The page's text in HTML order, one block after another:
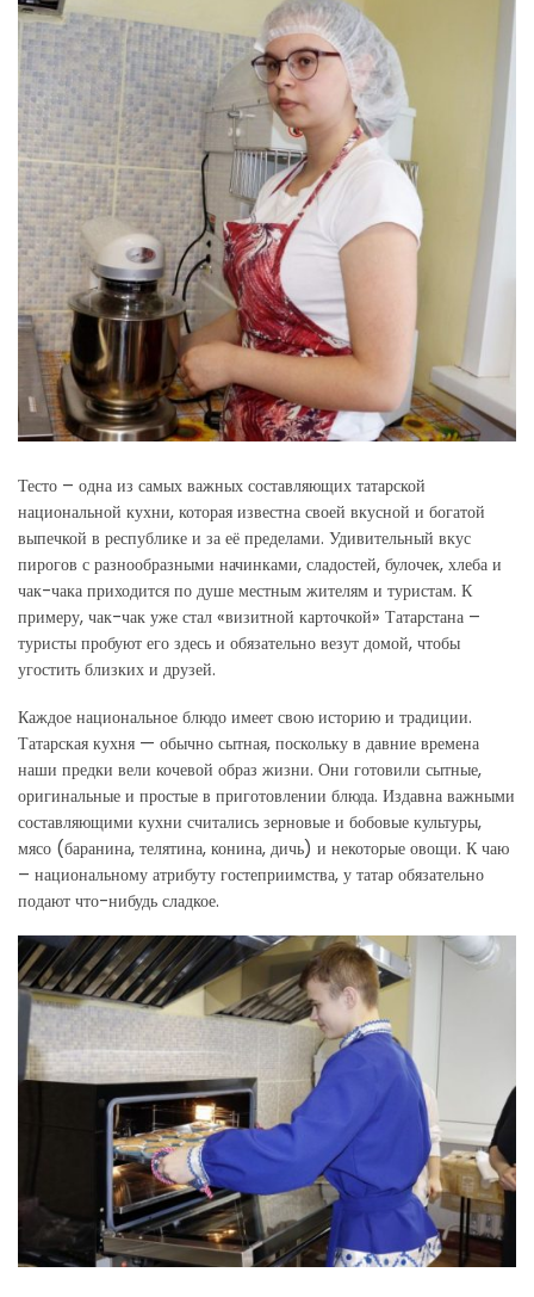
Тесто – одна из самых важных составляющих татарской
национальной кухни, которая известна своей вкусной и богатой
выпечкой в республике и за её пределами. Удивительный вкус
пирогов с разнообразными начинками, сладостей, булочек, хлеба и
чак-чака приходится по душе местным жителям и туристам. К
примеру, чак-чак уже стал «визитной карточкой» Татарстана –
туристы пробуют его здесь и обязательно везут домой, чтобы
угостить близких и друзей.
Каждое национальное блюдо имеет свою историю и традиции.
Татарская кухня — обычно сытная, поскольку в давние времена
наши предки вели кочевой образ жизни. Они готовили сытные,
оригинальные и простые в приготовлении блюда. Издавна важными
составляющими кухни считались зерновые и бобовые культуры,
мясо (баранина, телятина, конина, дичь) и некоторые овощи. К чаю
– национальному атрибуту гостеприимства, у татар обязательно
подают что-нибудь сладкое.